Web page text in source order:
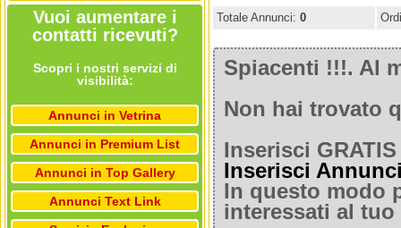
Vuoi aumentare i
contatti ricevuti?
Scopri i nostri servizi di
visibilità:
Annunci in Vetrina
Annunci in Premium List
Annunci in Top Gallery
Annunci Text Link
Totale Annunci: 0
Spiacenti !!!. Al
Non hai trovato
Inserisci
Inserisci
In questo modo
interessati al